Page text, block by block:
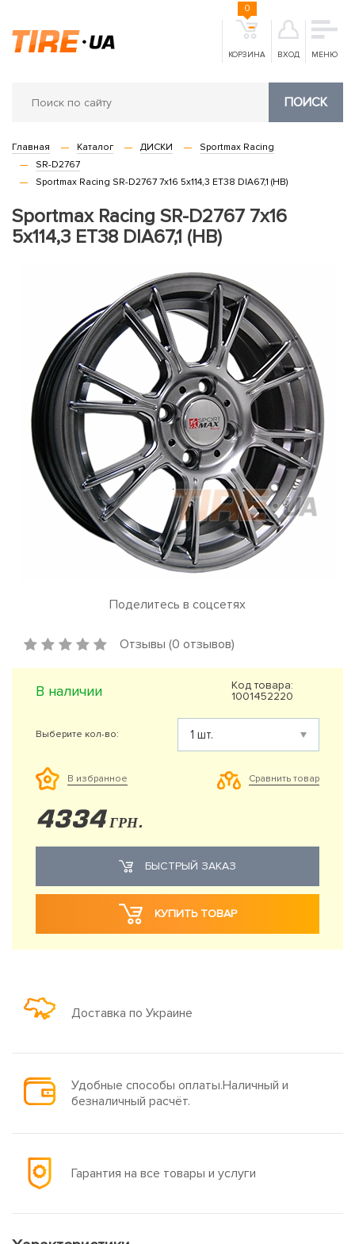
КОРЗИНА
0
ВХОД МЕНЮ
ПОИСК
Главная Каталог ДИСКИ
Sportmax Racing
SR-D2767
Sportmax Racing SR-D2767 7x16 5x114,3 ET38 DIA67,1 (HB)
Sportmax Racing SR-D2767 7x16
5x114,3 ET38 DIA67,1 (HB)
Поделитесь в соцсетях
Отзывы (0 отзывов)
В наличии
Код товара:
1001452220
Выберите кол-во:
В избранное Сравнить товар
4334 ГРН.
БЫСТРЫЙ ЗАКАЗ
КУПИТЬ ТОВАР
Доставка по Украине
Удобные способы оплаты.Наличный и
безналичный расчёт.
Гарантия на все товары и услуги